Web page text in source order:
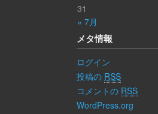
« 7月
31
メタ情報
ログイン
投稿の RSS
コメントの RSS
WordPress.org